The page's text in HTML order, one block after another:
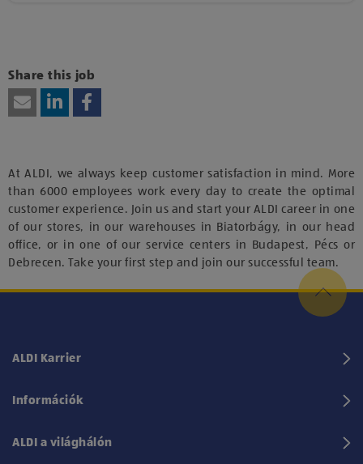
vagy technológiájának használatához.
Share this job
At ALDI, we always keep customer satisfaction in mind. More
than 6000 employees work every day to create the optimal
customer experience. Join us and start your ALDI career in one
of our stores, in our warehouses in Biatorbágy, in our head
office, or in one of our service centers in Budapest, Pécs or
Debrecen. Take your first step and join our successful team.
ALDI Karrier
Információk
ALDI a világhálón